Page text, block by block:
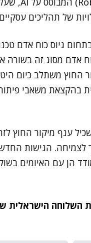
גיוס כוח אדם
אדם מסוג זה
בהקצאת משאבי
ענף מיקור החוץ
לצמיחה. הגישות
הן עם האיומים
השלוחה הישראלית